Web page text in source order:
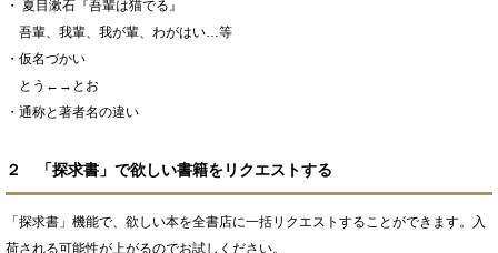
・ 夏目漱石『吾輩は猫でる』
吾輩、我輩、我が輩、わがはい…等
・仮名づかい
とう←→とお
・通称と著者名の違い
２ 「探求書」で欲しい書籍をリクエストする
「探求書」機能で、欲しい本を全書店に一括リクエストすることができます。入
荷される可能性が上がるのでお試しください。